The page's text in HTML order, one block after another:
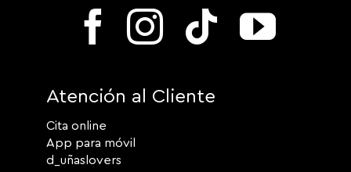
Atención al Cliente
Cita online
App para móvil
d_uñaslovers